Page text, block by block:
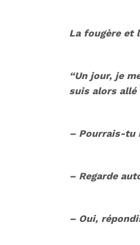
La fougère et
“Un jour, je
suis alors allé
– Pourrais-tu
– Regarde
– Oui,